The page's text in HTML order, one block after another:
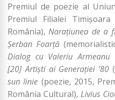
Premiul de poezie al
Premiul Filialei
România),Naraţiunea de a
Şerban Foarţă
Dialog cu Valeriu Armeanu
[20] Artiști ai Generației ’80
sun linie (poezie, 2015,
România Cultural), Livius